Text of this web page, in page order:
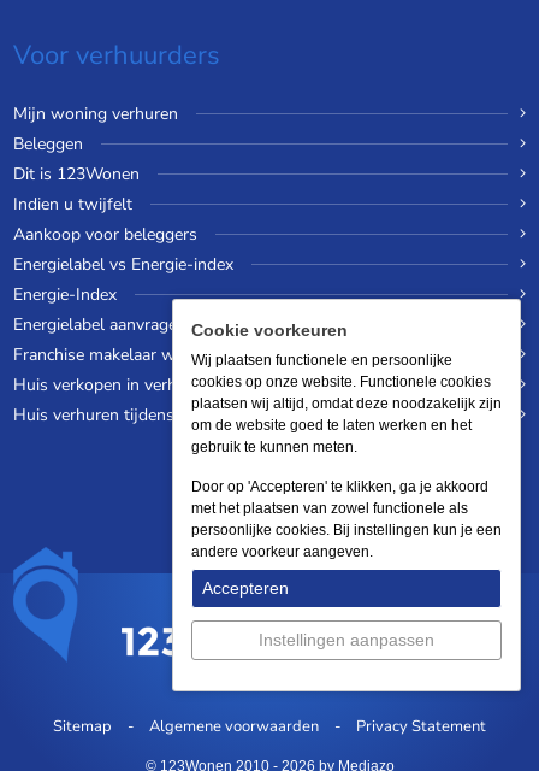
Voor verhuurders
Mijn woning verhuren
Beleggen
Dit is 123Wonen
Indien u twijfelt
Aankoop voor beleggers
Energielabel vs Energie-index
Energie-Index
Energielabel aanvragen
Franchise makelaar worden
Huis verkopen in verhuurde staat
Huis verhuren tijdens een wereldreis
Sitemap Algemene voorwaarden Privacy Statement
© 123Wonen 2010 - 2026 by Mediazo
Cookie voorkeuren
Wij plaatsen functionele en persoonlijke
cookies op onze website. Functionele cookies
plaatsen wij altijd, omdat deze noodzakelijk zijn
om de website goed te laten werken en het
gebruik te kunnen meten.
Door op 'Accepteren' te klikken, ga je akkoord
met het plaatsen van zowel functionele als
persoonlijke cookies. Bij instellingen kun je een
andere voorkeur aangeven.
Accepteren
Instellingen aanpassen